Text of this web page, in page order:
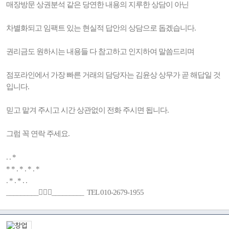
매장방문 상권분석 같은 당연한 내용의 지루한 상담이 아닌
차별화되고 임팩트 있는 현실적 답안의 상담으로 돕겠습니다.
권리금도 원하시는 내용들 다 참고하고 인지하여 말씀드리며
점포라인에서 가장 빠른 거래의 담당자는 김윤상 상무가 곧 해답일 것
입니다.
믿고 맡겨 주시고 시간 상관없이 전화 주시면 됩니다.
그럼 꼭 연락 주세요.
. . *
* * . * . * . *
. * . * . .
_________🚶🏻‍♂️_________ TEL 010-2679-1955